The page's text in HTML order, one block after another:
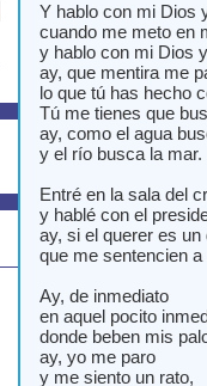
Y hablo con mi Dios
cuando me meto en
y hablo con mi Dios
ay, que mentira me
lo que tú has hecho
Tú me tienes que
ay, como el agua
y el río busca la mar.
Entré en la sala del
y hablé con el
ay, si el querer es un
que me sentencien a
Ay, de inmediato
en aquel pocito
donde beben mis
ay, yo me paro
y me siento un rato,